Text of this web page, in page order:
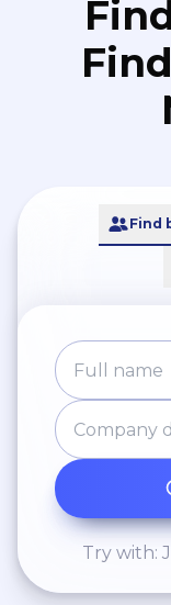
Find
Try with: